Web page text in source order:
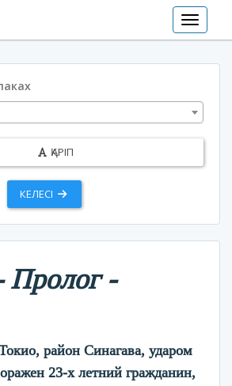
Toggle
ҚАРІП
КЕЛЕСІ
Пролог -
район Синагава, ударом
23-х летний гражданин,